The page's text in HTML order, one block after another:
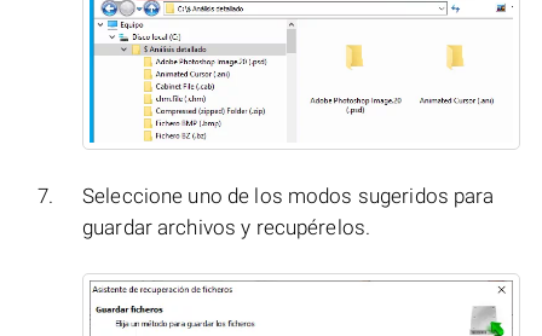
Seleccione uno de los modos sugeridos para
guardar archivos y recupérelos.